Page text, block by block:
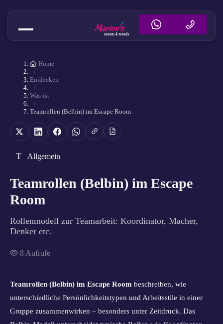
Home
/
Entdecken
/
Was-ist
/
Teamrollen (Belbin) im Escape Room
T Allgemein
Teamrollen (Belbin) im Escape
Room
Rollenmodell zur Teamarbeit: Koordinator, Macher,
Denker etc.
8 Aufrufe
Teamrollen (Belbin) im Escape Room beschreiben, wie
unterschiedliche Persönlichkeitstypen und Arbeitsstile in einer
Gruppe zusammenwirken – besonders unter Zeitdruck. Das